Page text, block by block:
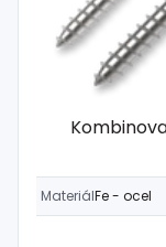
MateriálFe - ocel